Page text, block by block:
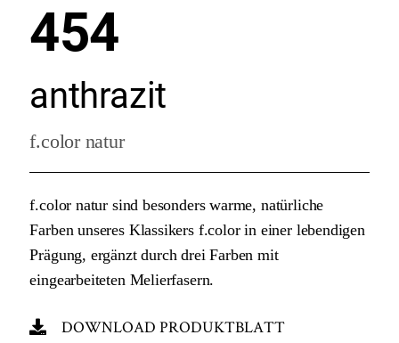
454
anthrazit
f.color natur
f.color natur sind besonders warme, natürliche
Farben unseres Klassikers f.color in einer lebendigen
Prägung, ergänzt durch drei Farben mit
eingearbeiteten Melierfasern.
DOWNLOAD PRODUKTBLATT